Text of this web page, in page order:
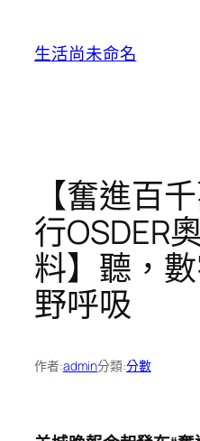
生活尚未命名
【奮進百
行OSDER
料】聽，
野呼吸
作者:admin分類:分數